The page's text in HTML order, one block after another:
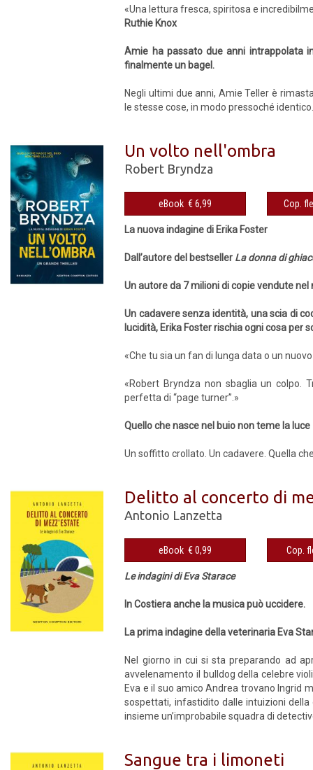
«Una lettura fresca, spiritosa e
Ruthie Knox
Amie ha passato due anni intrappolata
finalmente un bagel.
Negli ultimi due anni, Amie Teller è
le stesse cose, in modo pressoché
Un volto nell'ombra
Robert Bryndza
eBook € 6,99
La nuova indagine di Erika Foster
Dall’autore del bestseller La donna di
Un autore da 7 milioni di copie vendute
Un cadavere senza identità, una scia di
lucidità, Erika Foster rischia ogni cosa per
«Che tu sia un fan di lunga data o un
«Robert Bryndza non sbaglia un colpo.
perfetta di “page turner”.»
Quello che nasce nel buio non teme la luce
Un soffitto crollato. Un cadavere. Quella
Delitto al concerto di
Antonio Lanzetta
eBook € 0,99
Le indagini di Eva Starace
In Costiera anche la musica può uccidere.
La prima indagine della veterinaria Eva
Nel giorno in cui si sta preparando ad
avvelenamento il bulldog della celebre
Eva e il suo amico Andrea trovano Ingrid
sospettati, infastidito dalle intuizioni della
insieme un’improbabile squadra di
Sangue tra i limoneti